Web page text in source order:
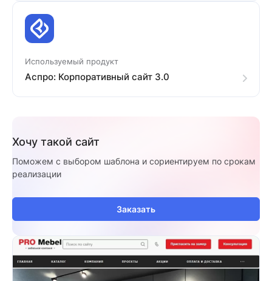
Используемый продукт
Аспро: Корпоративный сайт 3.0
Хочу такой сайт
Поможем с выбором шаблона и сориентируем по срокам
реализации
Заказать